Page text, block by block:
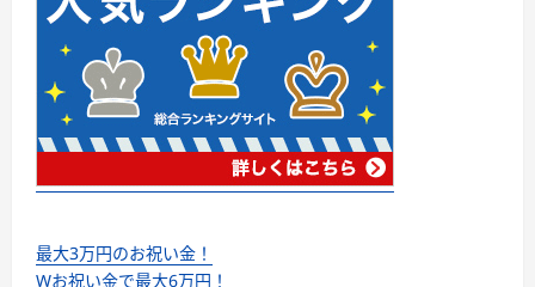
最大3万円のお祝い金！
Wお祝い金で最大6万円！